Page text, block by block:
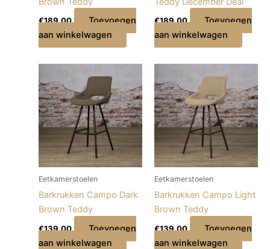
€189,00
Toevoegen
aan winkelwagen
€189,00
Toevoegen
aan winkelwagen
Eetkamerstoelen
Barkrukken Campo Dark
Brown Teddy
€139,00
Toevoegen
aan winkelwagen
Eetkamerstoelen
Barkrukken Campo Light
Brown Teddy
€139,00
Toevoegen
aan winkelwagen